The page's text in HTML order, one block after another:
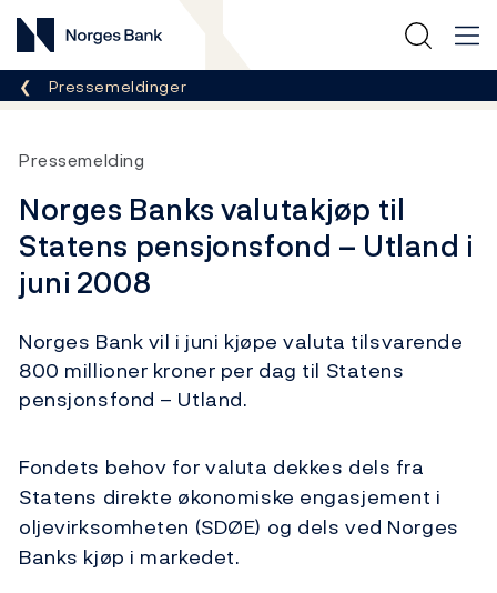
Norges Bank
Her er du nå:
Pressemeldinger
Pressemelding
Norges Banks valutakjøp til
Statens pensjonsfond – Utland i
juni 2008
Norges Bank vil i juni kjøpe valuta tilsvarende
800 millioner kroner per dag til Statens
pensjonsfond – Utland.
Fondets behov for valuta dekkes dels fra
Statens direkte økonomiske engasjement i
oljevirksomheten (SDØE) og dels ved Norges
Banks kjøp i markedet.